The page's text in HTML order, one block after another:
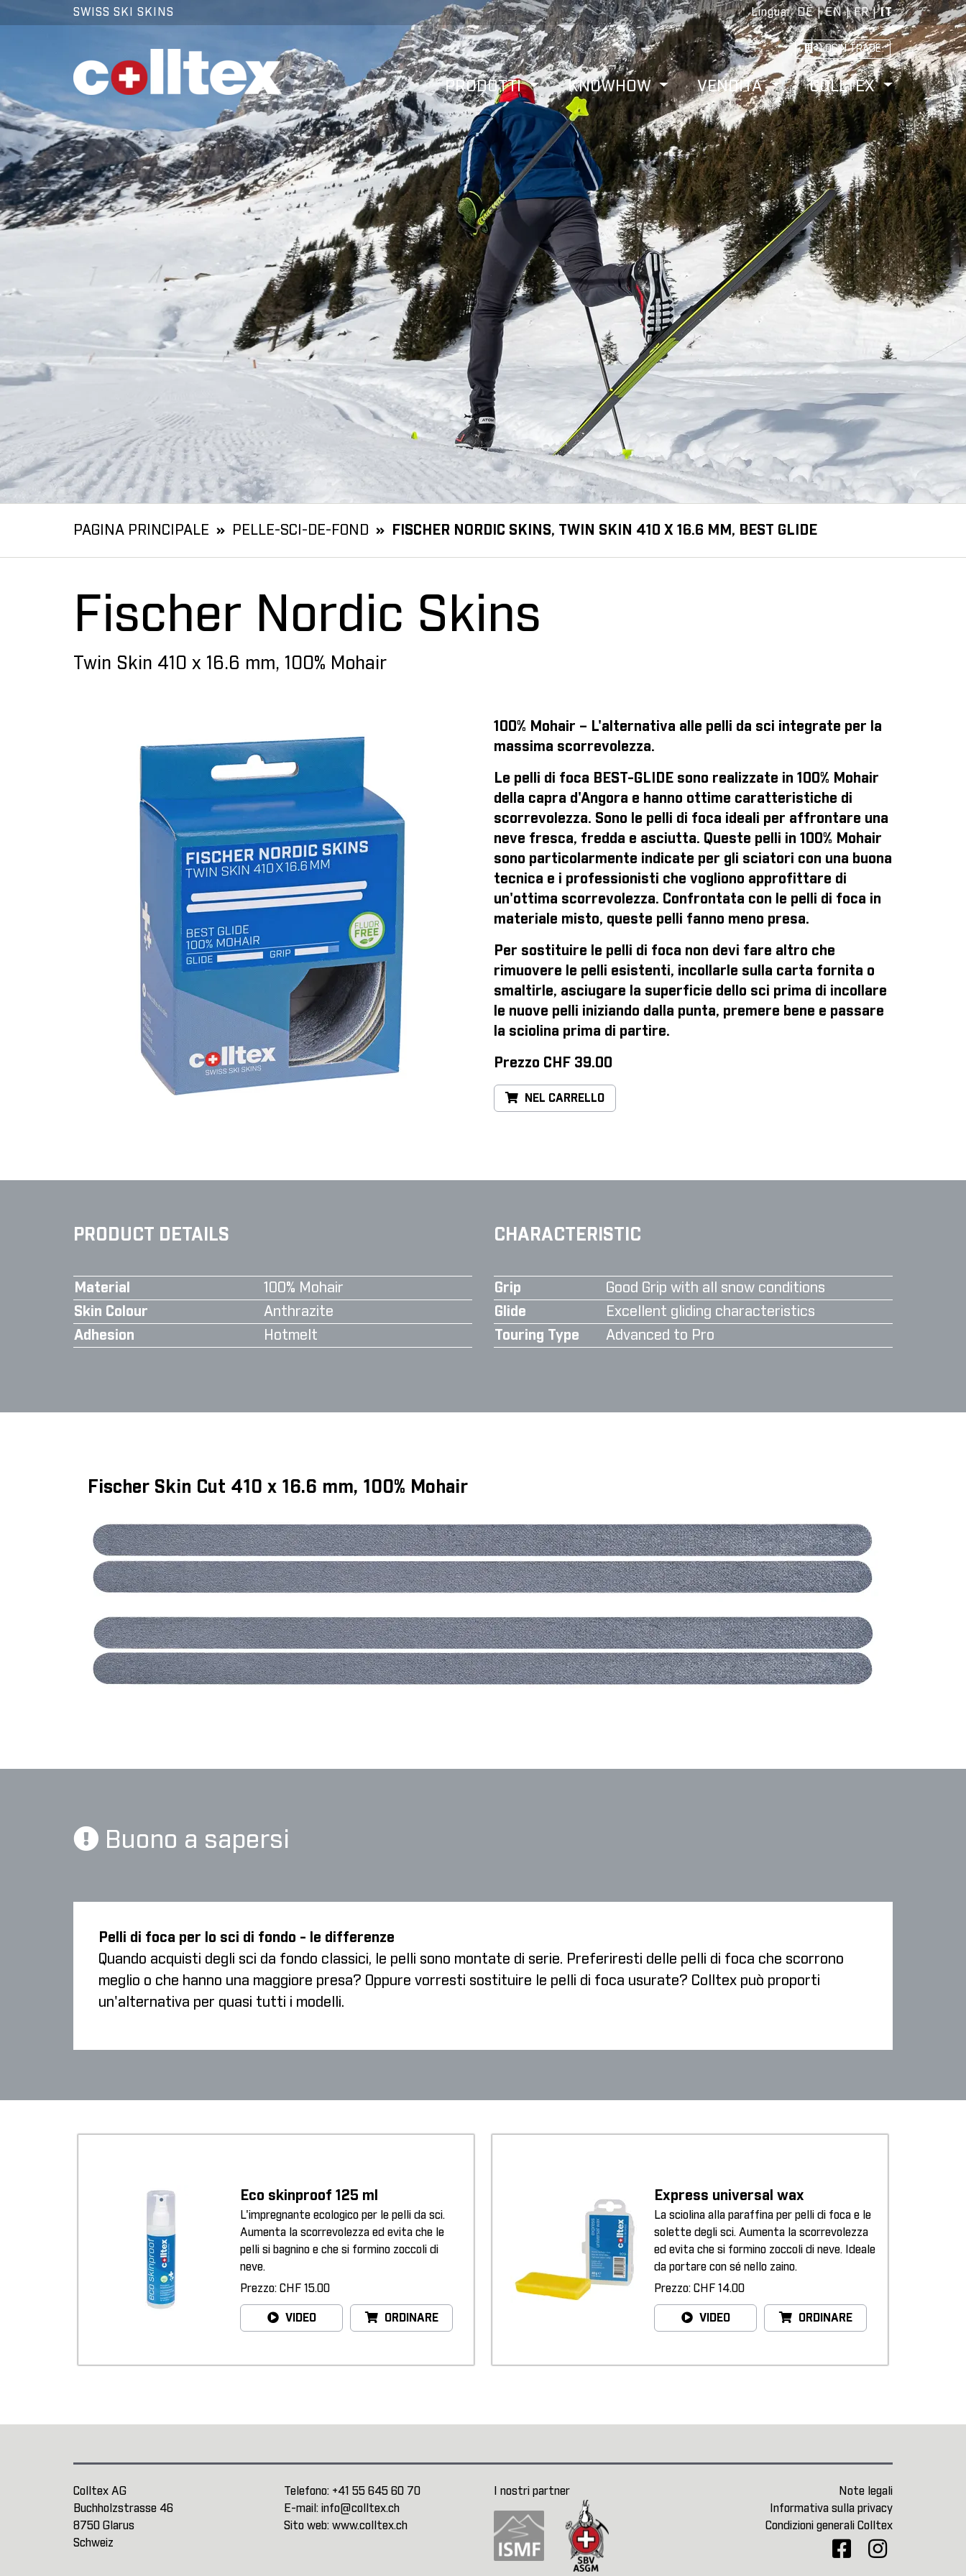
SWISS SKI SKINS Lingua:DE|EN|FR|IT
LOGIN TRADE
PRODOTTI KNOWHOW VENDITA COLLTEX
PAGINA PRINCIPALE PELLE-SCI-DE-FOND FISCHER NORDIC SKINS, TWIN SKIN 410 X 16.6 MM, BEST GLIDE
Fischer Nordic Skins
Twin Skin 410 x 16.6 mm, 100% Mohair
100% Mohair – L'alternativa alle pelli da sci integrate per la
massima scorrevolezza.
Le pelli di foca BEST-GLIDE sono realizzate in 100% Mohair
della capra d'Angora e hanno ottime caratteristiche di
scorrevolezza. Sono le pelli di foca ideali per affrontare una
neve fresca, fredda e asciutta. Queste pelli in 100% Mohair
sono particolarmente indicate per gli sciatori con una buona
tecnica e i professionisti che vogliono approfittare di
un'ottima scorrevolezza. Confrontata con le pelli di foca in
materiale misto, queste pelli fanno meno presa.
Per sostituire le pelli di foca non devi fare altro che
rimuovere le pelli esistenti, incollarle sulla carta fornita o
smaltirle, asciugare la superficie dello sci prima di incollare
le nuove pelli iniziando dalla punta, premere bene e passare
la sciolina prima di partire.
Prezzo CHF 39.00
NEL CARRELLO
PRODUCT DETAILS
Material
100% Mohair
Skin Colour
Anthrazite
Adhesion
Hotmelt
CHARACTERISTIC
Grip
Good Grip with all snow conditions
Glide
Excellent gliding characteristics
Touring Type
Advanced to Pro
Fischer Skin Cut 410 x 16.6 mm, 100% Mohair
Buono a sapersi
Pelli di foca per lo sci di fondo - le differenze
Quando acquisti degli sci da fondo classici, le pelli sono montate di serie. Preferiresti delle pelli di foca che scorrono
meglio o che hanno una maggiore presa? Oppure vorresti sostituire le pelli di foca usurate? Colltex può proporti
un'alternativa per quasi tutti i modelli.
Eco skinproof 125 ml
L'impregnante ecologico per le pelli da sci.
Aumenta la scorrevolezza ed evita che le
pelli si bagnino e che si formino zoccoli di
neve.
Prezzo: CHF 15.00
VIDEO ORDINARE
Express universal wax
La sciolina alla paraffina per pelli di foca e le
solette degli sci. Aumenta la scorrevolezza
ed evita che si formino zoccoli di neve. Ideale
da portare con sé nello zaino.
Prezzo: CHF 14.00
VIDEO ORDINARE
Colltex AG
Buchholzstrasse 46
8750 Glarus
Schweiz
Telefono: +41 55 645 60 70
E-mail: info@colltex.ch
Sito web: www.colltex.ch
I nostri partner
Note legali
Informativa sulla privacy
Condizioni generali Colltex